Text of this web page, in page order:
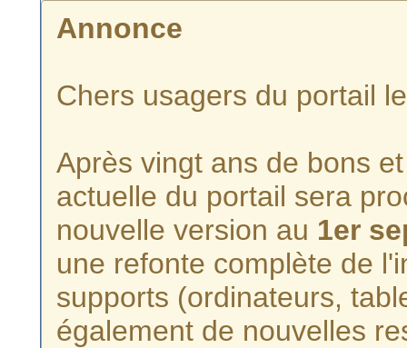
Annonce
Chers usagers du portail
Après vingt ans de bons
actuelle du portail sera
nouvelle version au 1er
une refonte complète de
supports (ordinateurs,
également de nouvelles